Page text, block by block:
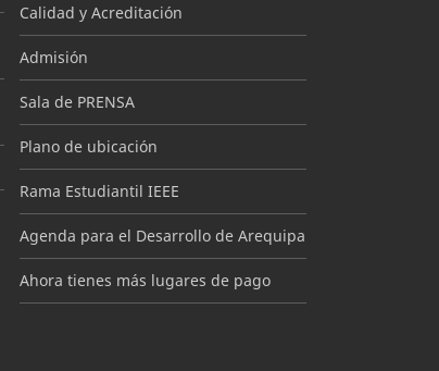
Calidad y Acreditación
Admisión
Sala de PRENSA
Plano de ubicación
Rama Estudiantil IEEE
Agenda para el Desarrollo de Arequipa
Ahora tienes más lugares de pago